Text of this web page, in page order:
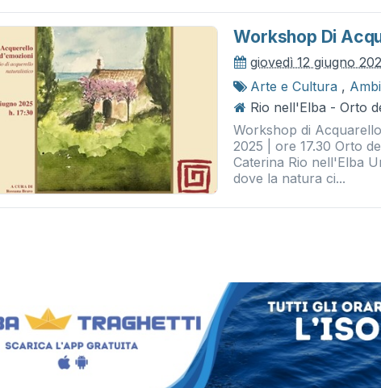
Workshop Di
giovedì 12 giugno
Arte e Cultura ,
Rio nell'Elba - Orto
Workshop di
2025 | ore 17.30 Orto
Caterina Rio nell'Elba
dove la natura ci...